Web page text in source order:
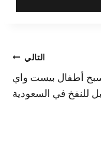
التالي
أطفال بيست واي
للنفخ في السعودية